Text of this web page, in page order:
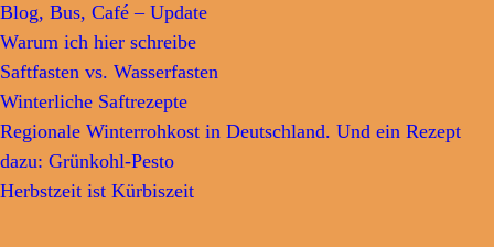
Blog, Bus, Café – Update
Warum ich hier schreibe
Saftfasten vs. Wasserfasten
Winterliche Saftrezepte
Regionale Winterrohkost in Deutschland. Und ein Rezept
dazu: Grünkohl-Pesto
Herbstzeit ist Kürbiszeit